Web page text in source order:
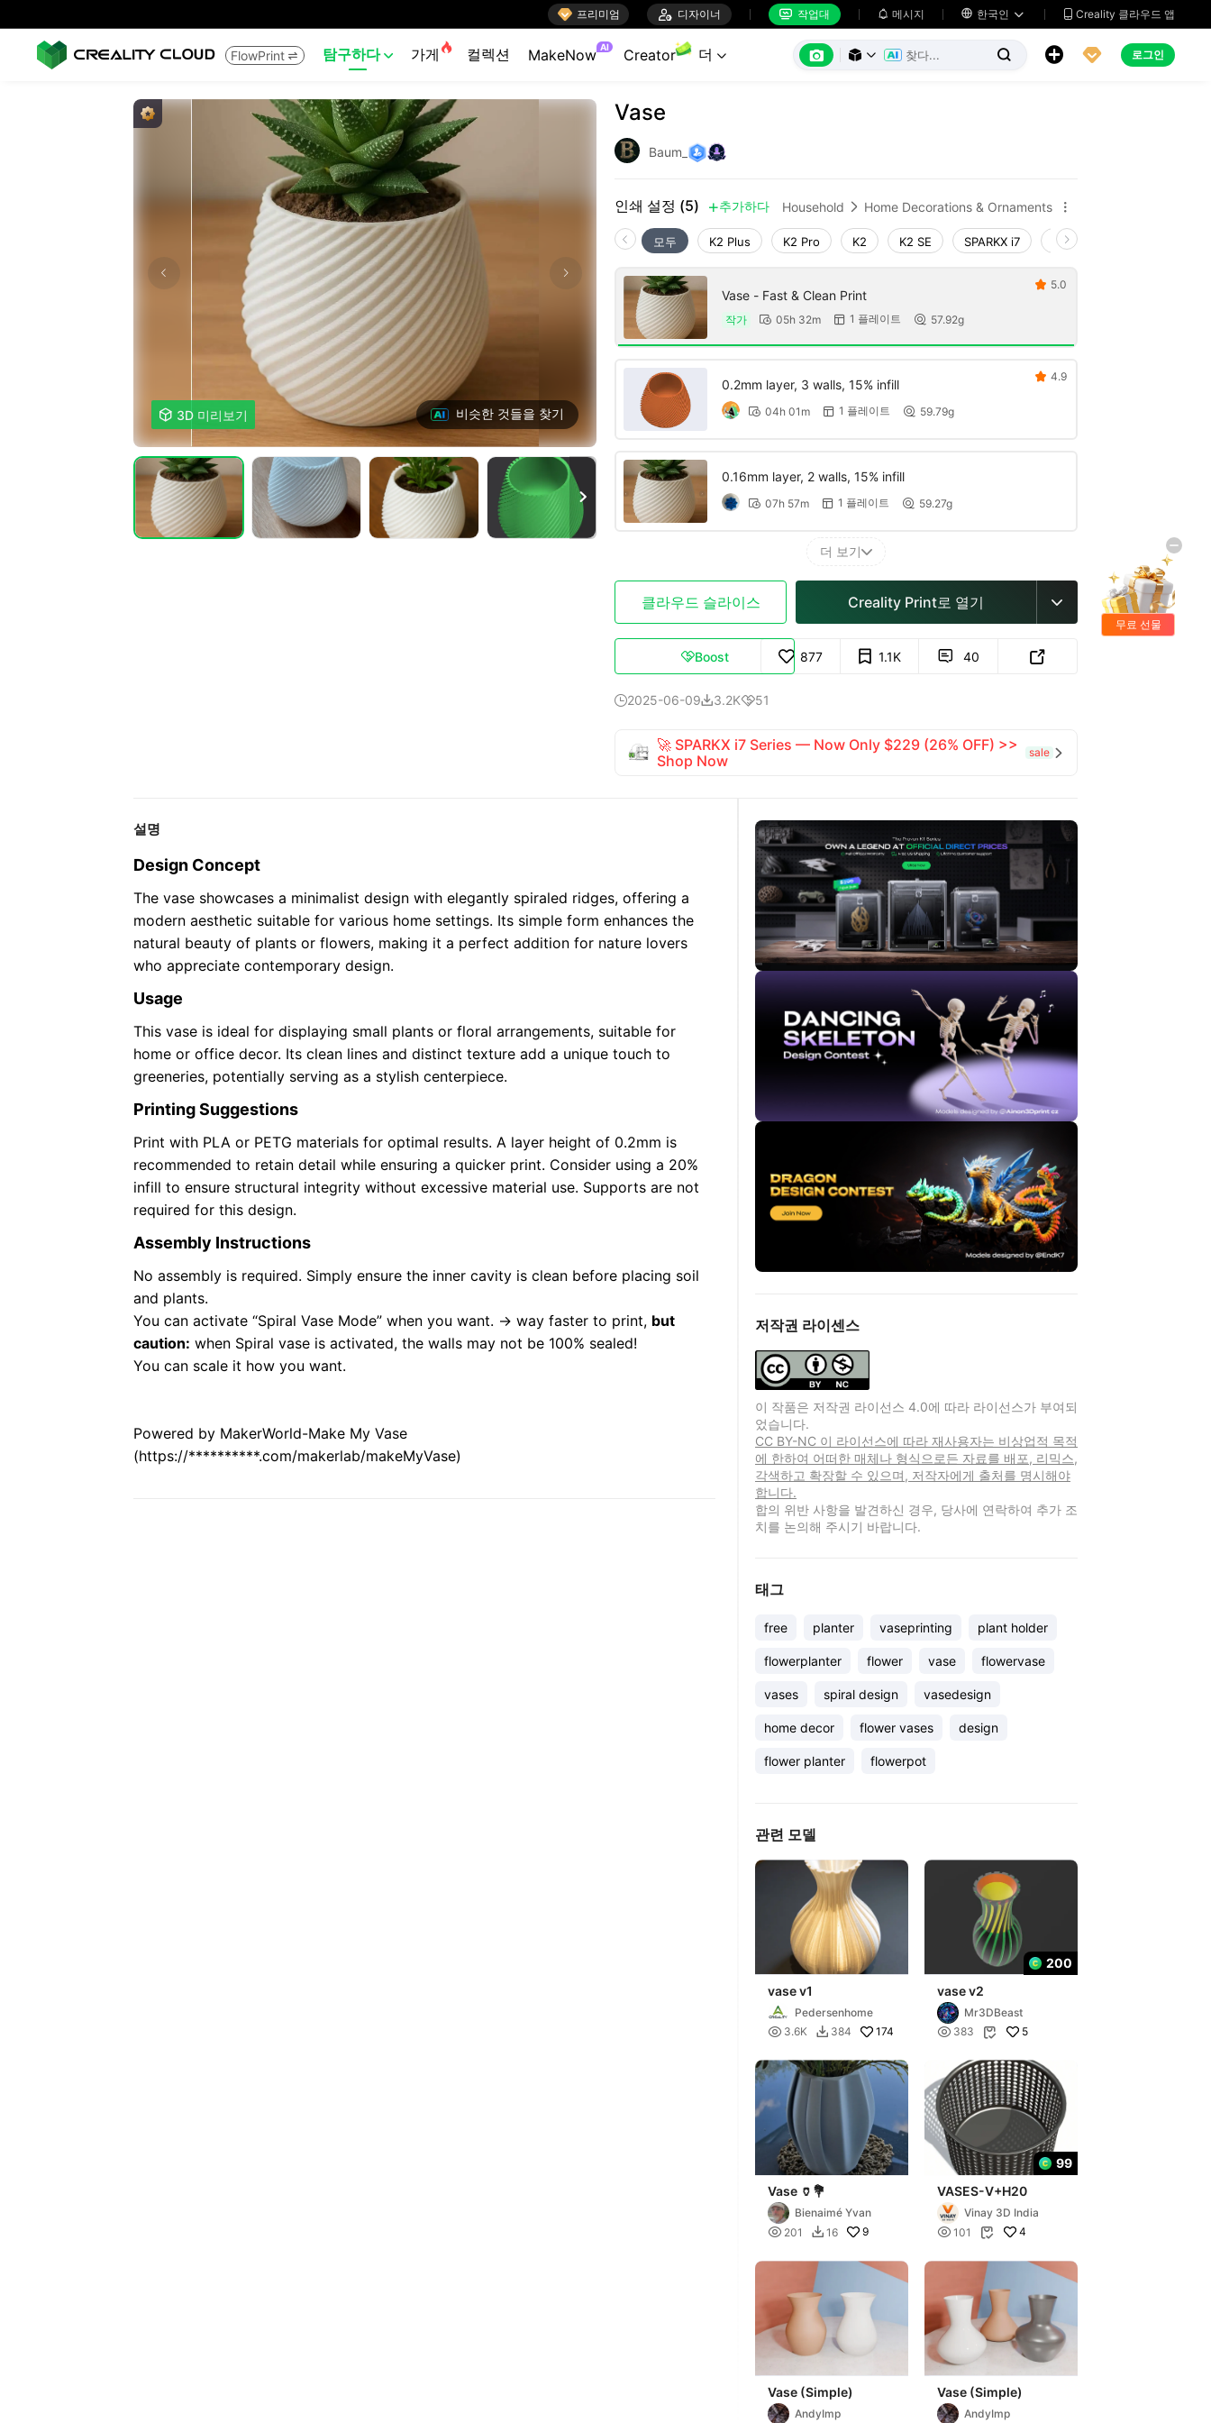
 프리미엄  디자이너  작업대  메시지  한국인   Creality 클라우드 앱
FlowPrint  탐구하다  가게  컬렉션 MakeNow AI Creator 더        로그인
 3D 미리보기 비슷한 것들을 찾기

Vase
Baum_
인쇄 설정 (5)  추가하다 Household  Home Decorations & Ornaments 
모두 K2 Plus K2 Pro K2 K2 SE SPARKX i7 Creality Hi
Vase - Fast & Clean Print
작가  05h 32m  1 플레이트  57.92g
 5.0
0.2mm layer, 3 walls, 15% infill
 04h 01m  1 플레이트  59.79g
 4.9
0.16mm layer, 2 walls, 15% infill
 07h 57m  1 플레이트  59.27g
더 보기
클라우드 슬라이스 Creality Print로 열기 
Boost 877 1.1K  40 
2025-06-093.2K51
🚀 SPARKX i7 Series — Now Only $229 (26% OFF) >>
Shop Now
sale 
설명
Design Concept
The vase showcases a minimalist design with elegantly spiraled ridges, offering a
modern aesthetic suitable for various home settings. Its simple form enhances the
natural beauty of plants or flowers, making it a perfect addition for nature lovers
who appreciate contemporary design.
Usage
This vase is ideal for displaying small plants or floral arrangements, suitable for
home or office decor. Its clean lines and distinct texture add a unique touch to
greeneries, potentially serving as a stylish centerpiece.
Printing Suggestions
Print with PLA or PETG materials for optimal results. A layer height of 0.2mm is
recommended to retain detail while ensuring a quicker print. Consider using a 20%
infill to ensure structural integrity without excessive material use. Supports are not
required for this design.
Assembly Instructions
No assembly is required. Simply ensure the inner cavity is clean before placing soil
and plants.
You can activate “Spiral Vase Mode” when you want. → way faster to print, but
caution: when Spiral vase is activated, the walls may not be 100% sealed!
You can scale it how you want.
Powered by MakerWorld-Make My Vase
(https://**********.com/makerlab/makeMyVase)
저작권 라이센스
이 작품은 저작권 라이선스 4.0에 따라 라이선스가 부여되
었습니다.
CC BY-NC 이 라이선스에 따라 재사용자는 비상업적 목적
에 한하여 어떠한 매체나 형식으로든 자료를 배포, 리믹스,
각색하고 확장할 수 있으며, 저작자에게 출처를 명시해야
합니다.
합의 위반 사항을 발견하신 경우, 당사에 연락하여 추가 조
치를 논의해 주시기 바랍니다.
태그
free planter vaseprinting plant holder
flowerplanter flower vase flowervase
vases spiral design vasedesign
home decor flower vases design
flower planter flowerpot
관련 모델
vase v1
Pedersenhome
 3.6K  384 174
200
vase v2
Mr3DBeast
 383  5
Vase 🏺💐
Bienaimé Yvan
 201  16 9
99
VASES-V+H20
Vinay ​3D India
 101  4
Vase (Simple)
AndyImp
Vase (Simple)
AndyImp
무료 선물